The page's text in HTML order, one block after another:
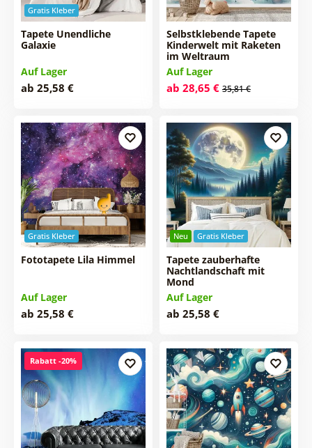
Gratis Kleber
Tapete Unendliche
Galaxie
Auf Lager
ab 25,58 €
Selbstklebende Tapete
Kinderwelt mit Raketen
im Weltraum
Auf Lager
ab 28,65 € 35,81 €
Gratis Kleber
Fototapete Lila Himmel
Auf Lager
ab 25,58 €
Neu Gratis Kleber
Tapete zauberhafte
Nachtlandschaft mit
Mond
Auf Lager
ab 25,58 €
Rabatt -20%